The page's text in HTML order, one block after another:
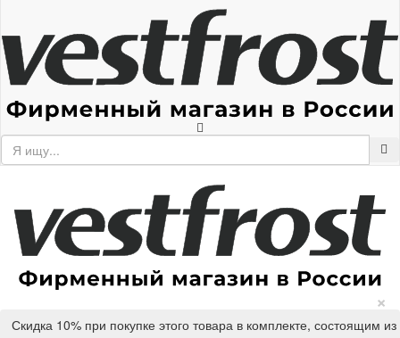
×
Скидка 10% при покупке этого товара в комплекте, состоящим